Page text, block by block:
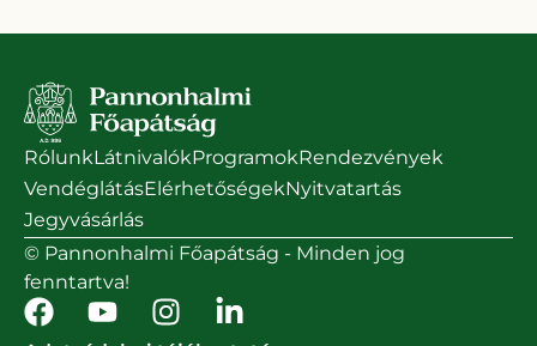
RólunkLátnivalókProgramokRendezvények
VendéglátásElérhetőségekNyitvatartás
Jegyvásárlás
© Pannonhalmi Főapátság - Minden jog
fenntartva!